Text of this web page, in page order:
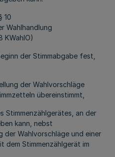
10
Wahlhandlung
KWahlO)
der Stimmabgabe fest,
der Wahlvorschläge
übereinstimmt,
Stimmenzählgerätes, an der
kann, nebst
der Wahlvorschläge und einer
dem Stimmenzählgerät im